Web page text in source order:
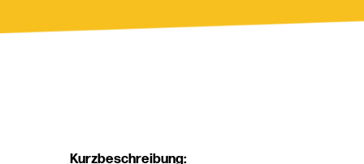
Kurzbeschreibung: